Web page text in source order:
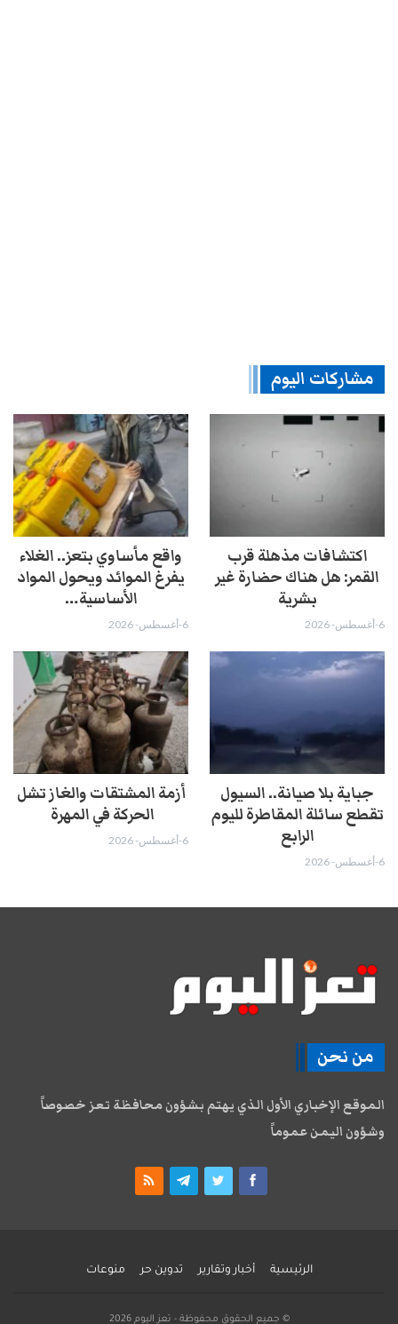
مشاركات اليوم
اكتشافات مذهلة قرب
القمر: هل هناك حضارة غير
بشرية
6-أغسطس- 2026
واقع مأساوي بتعز.. الغلاء
يفرغ الموائد ويحول المواد
الأساسية…
6-أغسطس- 2026
جباية بلا صيانة.. السيول
تقطع سائلة المقاطرة لليوم
الرابع
6-أغسطس- 2026
أزمة المشتقات والغاز تشل
الحركة في المهرة ​
6-أغسطس- 2026
من نحن
الموقع الإخباري الأول الذي يهتم بشؤون محافظة تعز خصوصاً
وشؤون اليمن عموماً
الرئيسية أخبار وتقارير تدوين حر منوعات
© جميع الحقوق محفوظة - تعز اليوم 2026